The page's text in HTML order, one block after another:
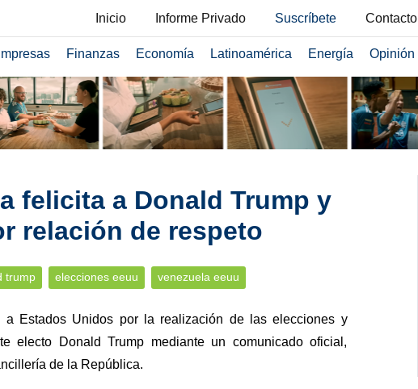
Inicio Informe Privado Suscríbete Contacto
Finanzas Economía Latinoamérica Energía Opinión
felicita a Donald Trump y
relación de respeto
trump elecciones eeuu venezuela eeuu
Estados Unidos por la realización de las elecciones y
electo Donald Trump mediante un comunicado oficial,
de la República.